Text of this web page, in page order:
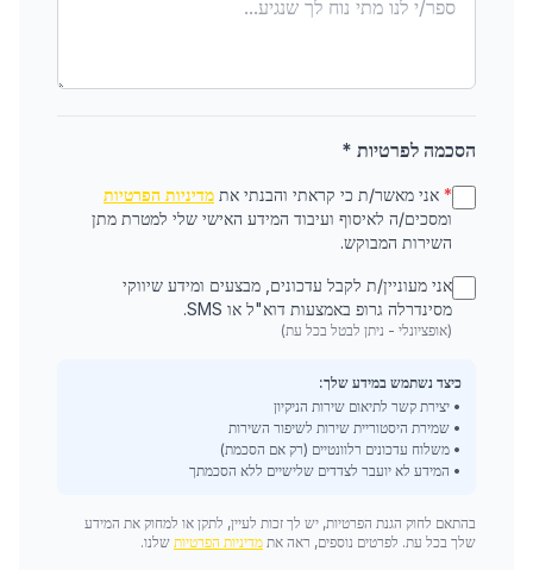
הסכמה לפרטיות *
* אני מאשר/ת כי קראתי והבנתי את מדיניות הפרטיות
ומסכים/ה לאיסוף ועיבוד המידע האישי שלי למטרת מתן
השירות המבוקש.
אני מעוניין/ת לקבל עדכונים, מבצעים ומידע שיווקי
מסינדרלה גרופ באמצעות דוא"ל או SMS.
(אופציונלי - ניתן לבטל בכל עת)
כיצד נשתמש במידע שלך:
• יצירת קשר לתיאום שירות הניקיון
• שמירת היסטוריית שירות לשיפור השירות
• משלוח עדכונים רלוונטיים (רק אם הסכמת)
• המידע לא יועבר לצדדים שלישיים ללא הסכמתך
בהתאם לחוק הגנת הפרטיות, יש לך זכות לעיין, לתקן או למחוק את המידע
שלך בכל עת. לפרטים נוספים, ראה את מדיניות הפרטיות שלנו.